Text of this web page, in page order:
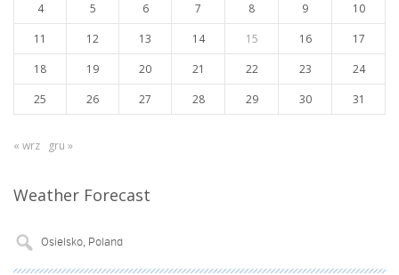
4
5 6 7 8 9
10
11
12 13 14 15 16
17
18
19 20 21 22 23
24
25
26 27 28 29 30 31
« wrz gru »
Weather Forecast